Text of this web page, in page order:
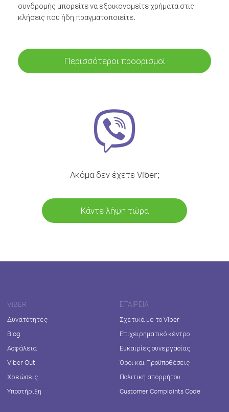
συνδρομής μπορείτε να εξοικονομείτε χρήματα στις
κλήσεις που ήδη πραγματοποιείτε.
Περισσότεροι προορισμοί
Ακόμα δεν έχετε Viber;
Κάντε λήψη τώρα
VIBER
Δυνατότητες
Blog
Ασφάλεια
Viber Out
Χρεώσεις
Υποστήριξη
ΕΤΑΙΡΕΊΑ
Σχετικά με το Viber
Επιχειρηματικό κέντρο
Ευκαιρίες συνεργασίας
Όροι και Προϋποθέσεις
Πολιτική απορρήτου
Customer Complaints Code